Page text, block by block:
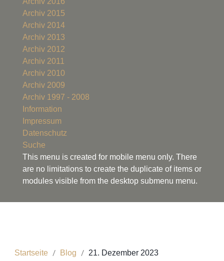
Archiv 2015
Archiv 2014
Archiv 2013
Archiv 2012
Archiv 2011
Archiv 2010
Archiv 2009
Archiv 1997 - 2008
Information
Impressum
Datenschutz
Suche
This menu is created for mobile menu only. There
are no limitations to create the duplicate of items or
modules visible from the desktop submenu menu.
Startseite Blog 21. Dezember 2023